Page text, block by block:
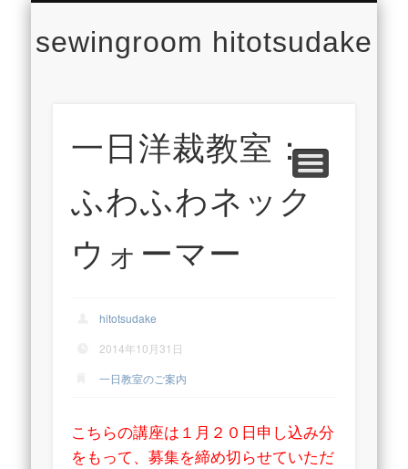
sewingroom hitotsudake
一日洋裁教室：
ふわふわネック
ウォーマー
hitotsudake
2014年10月31日
一日教室のご案内
こちらの講座は１月２０日申し込み分
をもって、募集を締め切らせていただ